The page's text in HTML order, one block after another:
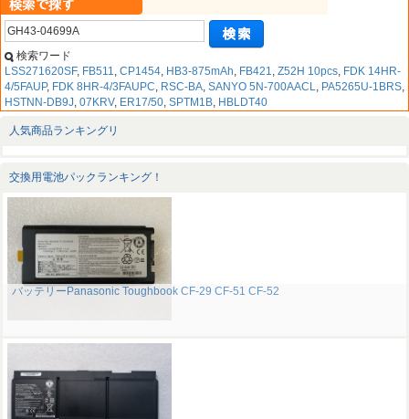
検索ワード
LSS271620SF, FB511, CP1454, HB3-875mAh, FB421, Z52H 10pcs, FDK 14HR-
4/5FAUP, FDK 8HR-4/3FAUPC, RSC-BA, SANYO 5N-700AACL, PA5265U-1BRS,
HSTNN-DB9J, 07KRV, ER17/50, SPTM1B, HBLDT40
人気商品ランキングリ
交換用電池パックランキング！
バッテリーPanasonic Toughbook CF-29 CF-51 CF-52